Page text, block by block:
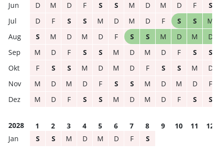
D
M D F S S M D M D F
S
D
F S S M D M D F S S
M
S
M D M D F S S M D M
D
M
D F S S M D M D F S
S
F
S S M D M D F S S M
D
M
D M D F S S M D M D
F
M
D F S S M D M D F S S
2028 1 2 3 4 5 6 7 8 9 10 11
12
S
S M D M D F S